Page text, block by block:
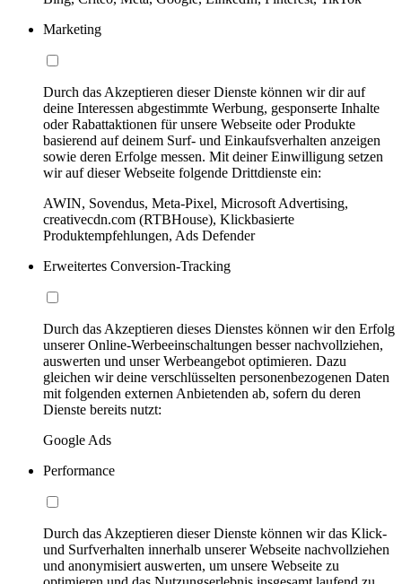
Marketing
Durch das Akzeptieren dieser Dienste können wir dir auf
deine Interessen abgestimmte Werbung, gesponserte Inhalte
oder Rabattaktionen für unsere Webseite oder Produkte
basierend auf deinem Surf- und Einkaufsverhalten anzeigen
sowie deren Erfolge messen. Mit deiner Einwilligung setzen
wir auf dieser Webseite folgende Drittdienste ein:
AWIN, Sovendus, Meta-Pixel, Microsoft Advertising,
creativecdn.com (RTBHouse), Klickbasierte
Produktempfehlungen, Ads Defender
Erweitertes Conversion-Tracking
Durch das Akzeptieren dieses Dienstes können wir den Erfolg
unserer Online-Werbeeinschaltungen besser nachvollziehen,
auswerten und unser Werbeangebot optimieren. Dazu
gleichen wir deine verschlüsselten personenbezogenen Daten
mit folgenden externen Anbietenden ab, sofern du deren
Dienste bereits nutzt:
Google Ads
Performance
Durch das Akzeptieren dieser Dienste können wir das Klick-
und Surfverhalten innerhalb unserer Webseite nachvollziehen
und anonymisiert auswerten, um unsere Webseite zu